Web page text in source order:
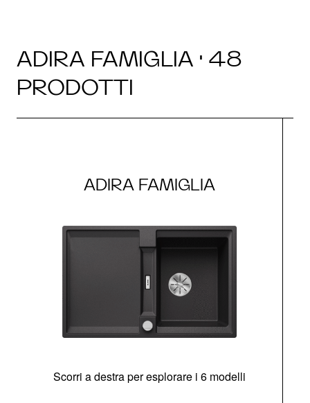
ADIRA FAMIGLIA · 48
PRODOTTI
ADIRA FAMIGLIA
Scorri a destra per esplorare i 6 modelli